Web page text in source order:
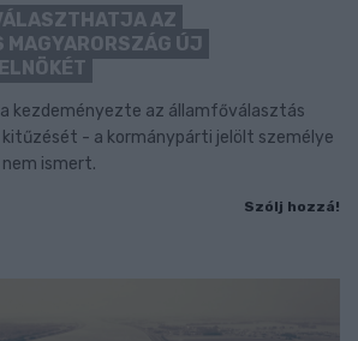
AZ
MAGYARORSZÁG ÚJ
kezdeményezte az államfőválasztás
kitűzését - a kormánypárti jelölt személye
ismert.
Szólj hozzá!